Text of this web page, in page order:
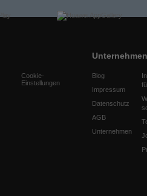
Cookie-
Einstellungen
Unternehmen
Blog
Impressum
Datenschutz
AGB
Unternehmen